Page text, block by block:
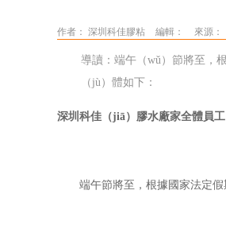
作者： 深圳科佳膠粘 編輯： 來源：
導讀：端午（wǔ）節將至，
（jù）體如下：
深圳科佳（jiā）膠水廠家全體員工
端午節將至，根據國家法定